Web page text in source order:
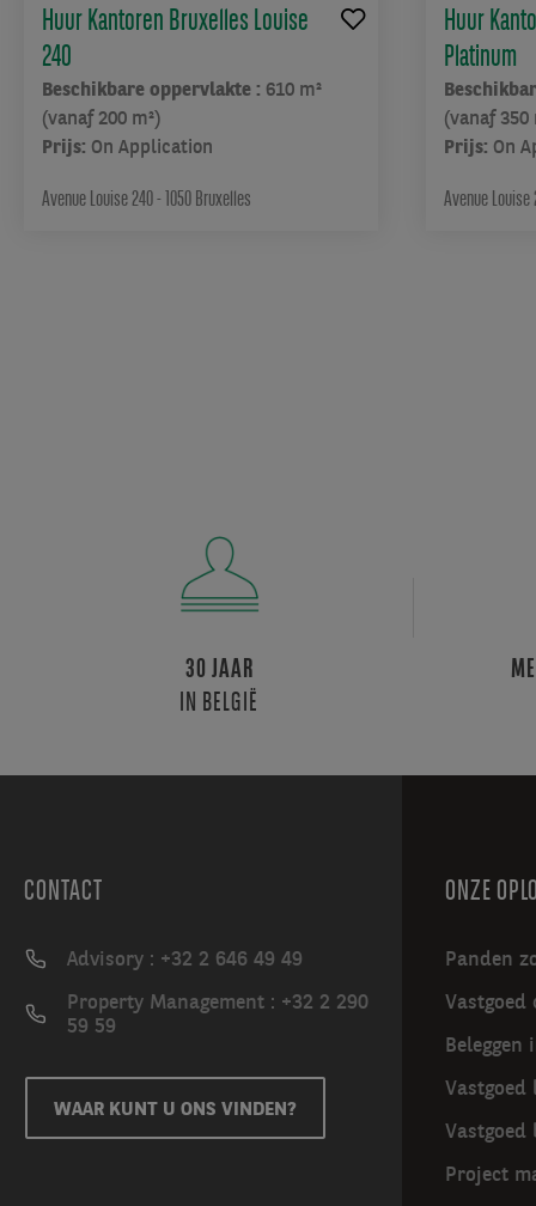
Huur Kantoren Bruxelles Louise
240
Beschikbare oppervlakte : 610 m²
(vanaf 200 m²)
Prijs: On Application
Avenue Louise 240 - 1050 Bruxelles
Huur
Platinum
(vanaf 350
Prijs: On
Avenue Louise
30 JAAR
IN BELGIË
CONTACT
Advisory : +32 2 646 49 49
Property Management : +32 2 290
59 59
WAAR KUNT U ONS VINDEN?
ONZE
Panden
Vastgoed
Beleggen
Vastgoed
Project